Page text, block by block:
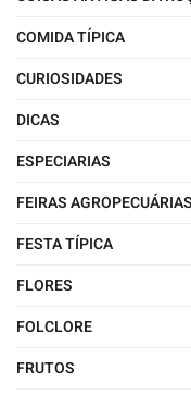
COMIDA TÍPICA
CURIOSIDADES
DICAS
ESPECIARIAS
FEIRAS AGROPECUÁRIAS
FESTA TÍPICA
FLORES
FOLCLORE
FRUTOS